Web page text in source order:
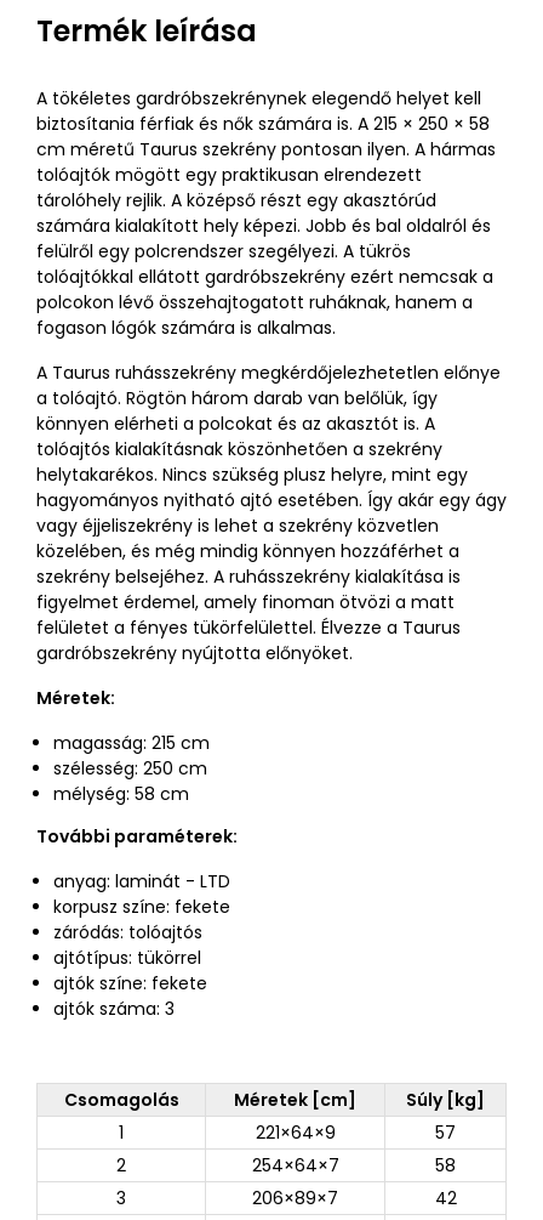
Termék leírása
A tökéletes gardróbszekrénynek elegendő helyet kell
biztosítania férfiak és nők számára is. A 215 × 250 × 58
cm méretű Taurus szekrény pontosan ilyen. A hármas
tolóajtók mögött egy praktikusan elrendezett
tárolóhely rejlik. A középső részt egy akasztórúd
számára kialakított hely képezi. Jobb és bal oldalról és
felülről egy polcrendszer szegélyezi. A tükrös
tolóajtókkal ellátott gardróbszekrény ezért nemcsak a
polcokon lévő összehajtogatott ruháknak, hanem a
fogason lógók számára is alkalmas.
A Taurus ruhásszekrény megkérdőjelezhetetlen előnye
a tolóajtó. Rögtön három darab van belőlük, így
könnyen elérheti a polcokat és az akasztót is. A
tolóajtós kialakításnak köszönhetően a szekrény
helytakarékos. Nincs szükség plusz helyre, mint egy
hagyományos nyitható ajtó esetében. Így akár egy ágy
vagy éjjeliszekrény is lehet a szekrény közvetlen
közelében, és még mindig könnyen hozzáférhet a
szekrény belsejéhez. A ruhásszekrény kialakítása is
figyelmet érdemel, amely finoman ötvözi a matt
felületet a fényes tükörfelülettel. Élvezze a Taurus
gardróbszekrény nyújtotta előnyöket.
Méretek:
magasság: 215 cm
szélesség: 250 cm
mélység: 58 cm
További paraméterek:
anyag: laminát - LTD
korpusz színe: fekete
záródás: tolóajtós
ajtótípus: tükörrel
ajtók színe: fekete
ajtók száma: 3
Csomagolás Méretek [cm]
Súly [kg]
1
221×64×9
57
2
254×64×7
58
3
206×89×7
42